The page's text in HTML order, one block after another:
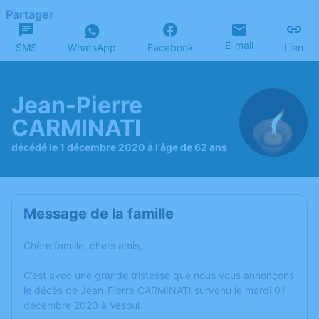
Partager
SMS WhatsApp Facebook E-mail Lien
Jean-Pierre
CARMINATI
décédé le 1 décembre 2020 à l'âge de 62 ans
Message de la famille
Chère famille, chers amis,
C’est avec une grande tristesse que nous vous annonçons
le décès de Jean-Pierre CARMINATI survenu le mardi 01
décembre 2020 à Vesoul.